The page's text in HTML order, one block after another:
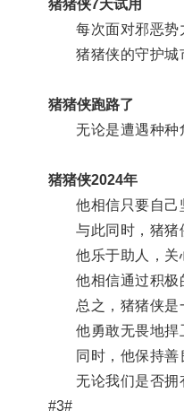
猪猪侠7天试用
每次面对邪恶势力
猪猪侠的守护城
猪猪侠跑路了
无论是遭遇种种危
猪猪侠2024年
他相信只要自己坚
与此同时，猪猪侠
他乐于助人，关心
他相信通过积极的
总之，猪猪侠是
他勇敢无畏地捍卫
同时，他保持善良
无论我们是否拥有
#3#